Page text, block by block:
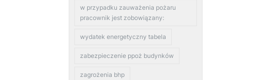
w przypadku zauważenia pożaru
pracownik jest zobowiązany:
wydatek energetyczny tabela
zabezpieczenie ppoż budynków
zagrożenia bhp